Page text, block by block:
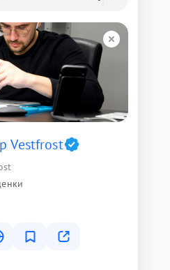
Vestfrost